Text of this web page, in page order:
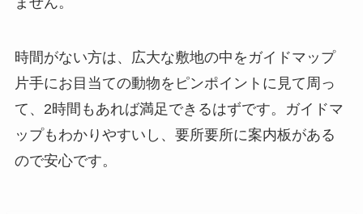
時間がない方は、広大な敷地の中をガイドマップ
片手にお目当ての動物をピンポイントに見て周っ
て、2時間もあれば満足できるはずです。ガイドマ
ップもわかりやすいし、要所要所に案内板がある
ので安心です。